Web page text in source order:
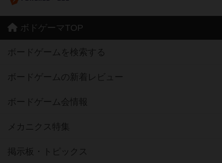
ボドゲーマTOP
ボードゲームを検索する
ボードゲームの新着レビュー
ボードゲーム会情報
メカニクス特集
掲示板・トピックス